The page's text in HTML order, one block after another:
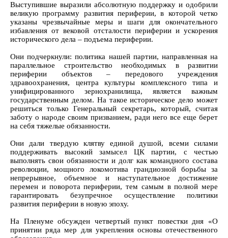
Выступившие выразили абсолютную поддержку и одобрили
великую программу развития периферии, в которой четко
указаны чрезвычайные меры и шаги для окончательного
избавления от вековой отсталости периферии и ускорения
исторического дела – подъема периферии.
Они подчеркнули: политика нашей партии, направленная на
параллельное строительство необходимых в развитии
периферии объектов – передового учреждения
здравоохранения, центра культуры комплексного типа и
унифицированного зернохранилища, является важным
государственным делом. На такое историческое дело может
решиться только Генеральный секретарь, который, считая
заботу о народе своим призванием, ради него все еще берет
на себя тяжелые обязанности.
Они дали твердую клятву единой душой, всеми силами
поддерживать высокий замысел ЦК партии, с честью
выполнять свои обязанности и долг как командного состава
революции, мощного локомотива грандиозной борьбы за
непрерывное, объемное и наступательное достижение
перемен и поворота периферии, тем самым в полной мере
гарантировать безупречное осуществление политики
развития периферии в новую эпоху.
На Пленуме обсужден четвертый пункт повестки дня «О
принятии ряда мер для укрепления основы отечественного